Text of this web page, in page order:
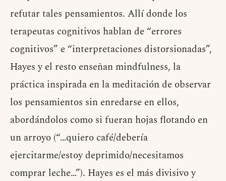
refutar tales pensamientos. Allí donde los
terapeutas cognitivos hablan de “errores
cognitivos” e “interpretaciones distorsionadas”,
Hayes y el resto enseñan mindfulness, la
práctica inspirada en la meditación de observar
los pensamientos sin enredarse en ellos,
abordándolos como si fueran hojas flotando en
un arroyo (“…quiero café/debería
ejercitarme/estoy deprimido/necesitamos
comprar leche…”). Hayes es el más divisivo y